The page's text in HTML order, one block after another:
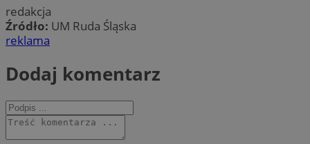
redakcja
Źródło: UM Ruda Śląska
reklama
Dodaj komentarz